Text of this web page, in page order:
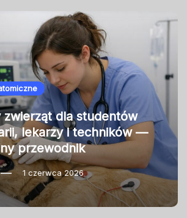
zwierząt dla studentów
lekarzy i techników —
przewodnik
1 czerwca 2026